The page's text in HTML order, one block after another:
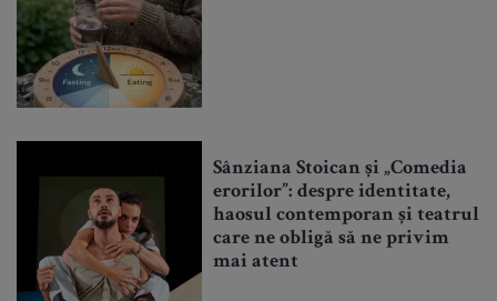
Sânziana Stoican și „Comedia
erorilor”: despre identitate,
haosul contemporan și teatrul
care ne obligă să ne privim
mai atent